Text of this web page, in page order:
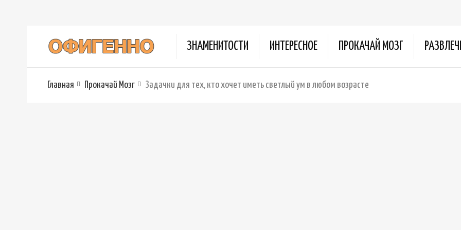
ЗНАМЕНИТОСТИ ИНТЕРЕСНОЕ ПРОКАЧАЙ МОЗГ
Главная Прокачай Мозг Задачки для тех, кто хочет иметь светлый ум в любом возрасте